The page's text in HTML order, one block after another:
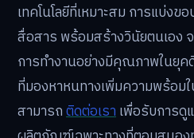
เทคโนโลยีที่เหมาะสม การแบ่ง
สื่อสาร พร้อมสร้างวินัยตนเอง
การทำงานอย่างมีคุณภาพในยุ
ที่มองหาหนทางเพิ่มความพร้อม
สามารถติดต่อเราเพื่อรับการดู